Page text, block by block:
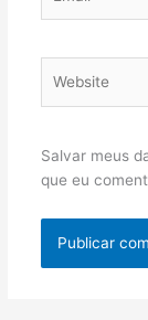
Salvar meus
que eu